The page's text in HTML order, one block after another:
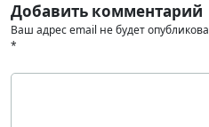
Добавить комментарий
Ваш адрес email не будет
*